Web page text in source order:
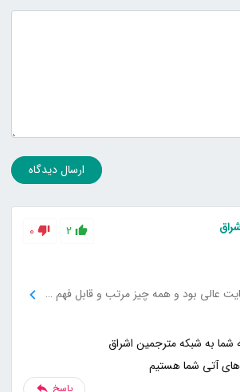
ارسال دیدگاه
2
0
سلام تجربه کار با سایت عالی بود و همه چیز مرتب و قابل فهم قرار گرفته است.
آتی شما هستیم
پاسخ